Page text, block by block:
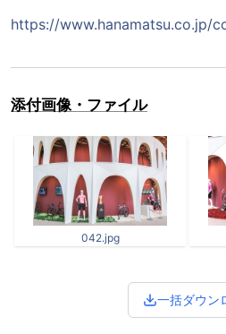
https://www.hanamatsu.co.jp/
添付画像・ファイル
042.jpg
一括ダウン